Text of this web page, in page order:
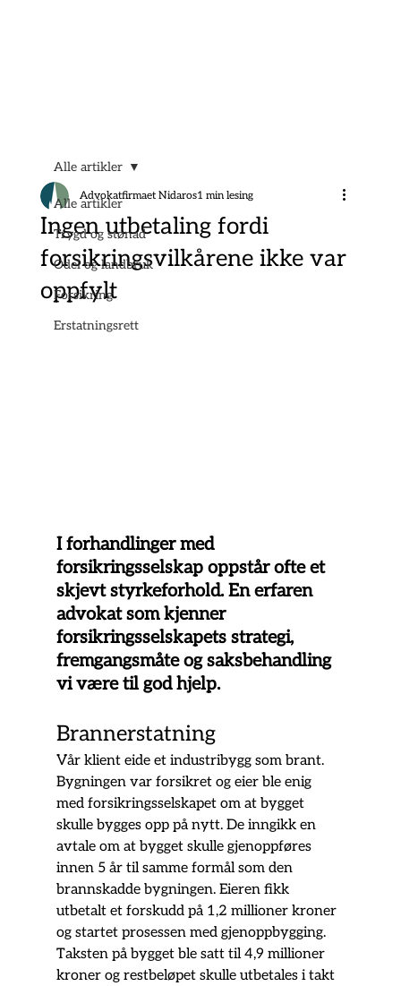
Alle artikler
Trygd og stønad
Odel og landbruk
Forsikring
Erstatningsrett
Alle artikler
Ingen utbetaling fordi
forsikringsvilkårene ikke var
oppfylt
Advokatfirmaet Nidaros1 min lesing
I forhandlinger med
forsikringsselskap oppstår ofte et
skjevt styrkeforhold. En erfaren
advokat som kjenner
forsikringsselskapets strategi,
fremgangsmåte og saksbehandling
vi være til god hjelp.
Brannerstatning
Vår klient eide et industribygg som brant.
Bygningen var forsikret og eier ble enig
med forsikringsselskapet om at bygget
skulle bygges opp på nytt. De inngikk en
avtale om at bygget skulle gjenoppføres
innen 5 år til samme formål som den
brannskadde bygningen. Eieren fikk
utbetalt et forskudd på 1,2 millioner kroner
og startet prosessen med gjenoppbygging.
Taksten på bygget ble satt til 4,9 millioner
kroner og restbeløpet skulle utbetales i takt